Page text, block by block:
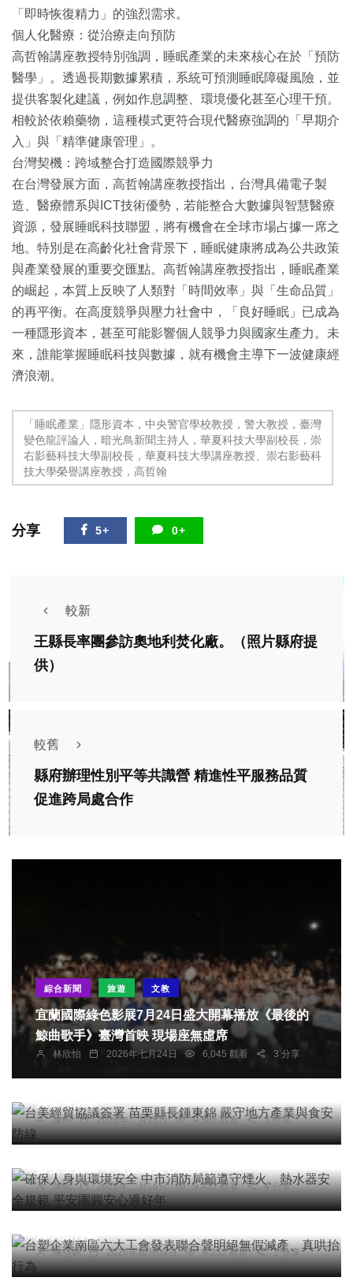
「即時恢復精力」的強烈需求。
個人化醫療：從治療走向預防
高哲翰講座教授特別強調，睡眠產業的未來核心在於「預防
醫學」。透過長期數據累積，系統可預測睡眠障礙風險，並
提供客製化建議，例如作息調整、環境優化甚至心理干預。
相較於依賴藥物，這種模式更符合現代醫療強調的「早期介
入」與「精準健康管理」。
台灣契機：跨域整合打造國際競爭力
在台灣發展方面，高哲翰講座教授指出，台灣具備電子製
造、醫療體系與ICT技術優勢，若能整合大數據與智慧醫療
資源，發展睡眠科技聯盟，將有機會在全球市場占據一席之
地。特別是在高齡化社會背景下，睡眠健康將成為公共政策
與產業發展的重要交匯點。高哲翰講座教授指出，睡眠產業
的崛起，本質上反映了人類對「時間效率」與「生命品質」
的再平衡。在高度競爭與壓力社會中，「良好睡眠」已成為
一種隱形資本，甚至可能影響個人競爭力與國家生產力。未
來，誰能掌握睡眠科技與數據，就有機會主導下一波健康經
濟浪潮。
「睡眠產業」隱形資本，中央警官學校教授，警大教授，臺灣
變色龍評論人，暗光鳥新聞主持人，華夏科技大學副校長，崇
右影藝科技大學副校長，華夏科技大學講座教授、崇右影藝科
技大學榮譽講座教授，高哲翰
分享 5+ 0+
較新
王縣長率團參訪奧地利焚化廠。（照片縣府提
供）
較舊
縣府辦理性別平等共識營 精進性平服務品質
促進跨局處合作
綜合新聞 旅遊 文教
宜蘭國際綠色影展7月24日盛大開幕播放《最後的
鯨曲歌手》臺灣首映 現場座無虛席
林欣怡 2026年七月24日 6,045 觀看 3 分享
農業 綜合新聞 健康 文教
台美經貿協議簽署 苗栗縣長鍾東錦 嚴守地方產業
陳明 2026年二月15日 9,581 觀看 3 分享
社會 綜合新聞 健康
確保人身與環境安全 中市消防局籲遵守煙火、熱水
陳明 2026年二月16日 9,432 觀看 4 分享
綜合新聞
台塑企業南區六大工會發表聯合聲明絕無假減產、
陳信銘 2026年四月09日 8,252 觀看 2 分享
文教